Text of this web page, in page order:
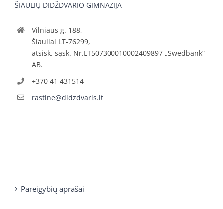
ŠIAULIŲ DIDŽDVARIO GIMNAZIJA
Vilniaus g. 188,
Šiauliai LT-76299,
atsisk. sąsk. Nr.LT507300010002409897 „Swedbank“
AB.
+370 41 431514
rastine@didzdvaris.lt
Pareigybių aprašai